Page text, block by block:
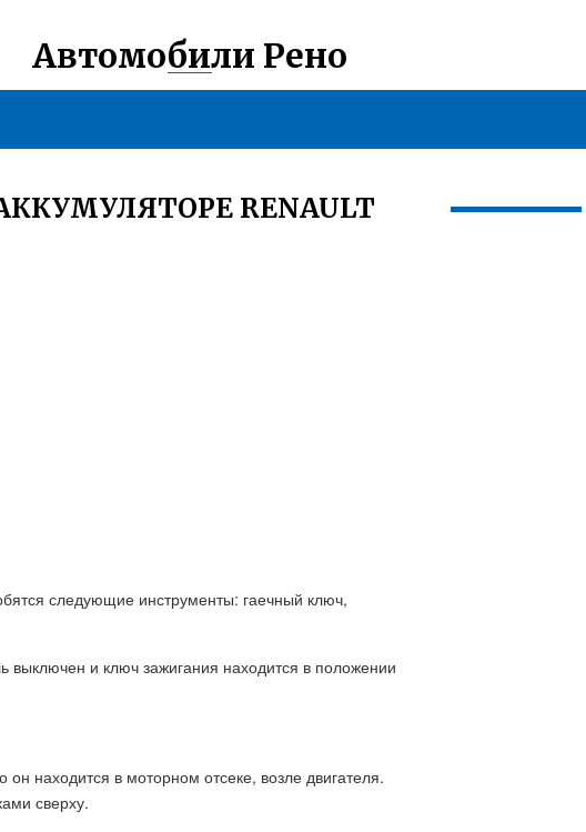
Автомобили Рено
RENAULT
следующие инструменты: гаечный ключ,
выключен и ключ зажигания находится в положении
находится в моторном отсеке, возле двигателя.
сверху.